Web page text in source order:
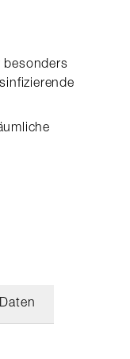
besonders